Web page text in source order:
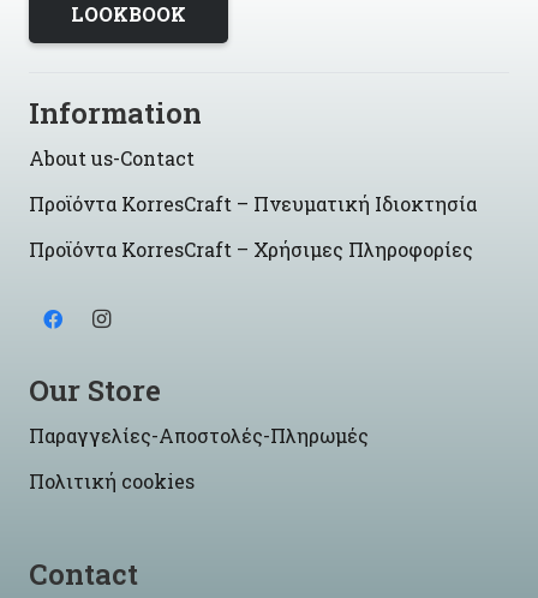
LOOKBOOK
Information
About us-Contact
Προϊόντα KorresCraft – Πνευματική Ιδιοκτησία
Προϊόντα KorresCraft – Χρήσιμες Πληροφορίες
Our Store
Παραγγελίες-Αποστολές-Πληρωμές
Πολιτική cookies
Contact